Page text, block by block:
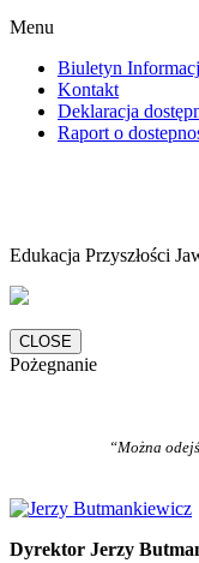
Menu
Biuletyn
Kontakt
Deklaracja
Raport o
Edukacja Przyszłości
CLOSE
Pożegnanie
“Można
Dyrektor Jerzy